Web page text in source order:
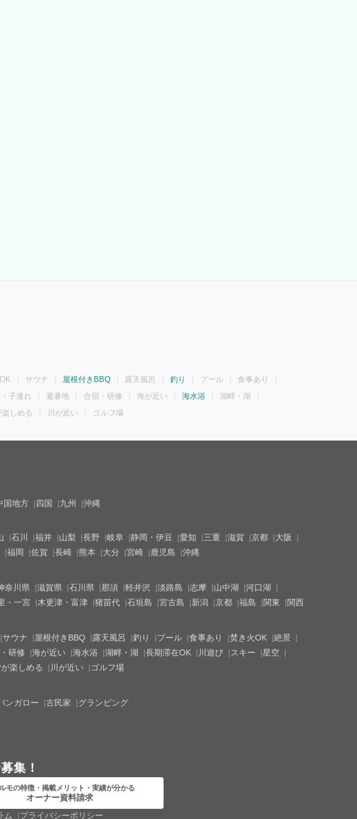
サウナ 屋根付きBBQ 露天風呂 釣り プール
食事あり
子連れ 避暑地 合宿・研修 海が近い 海水浴
湖畔・湖
楽しめる 川が近い ゴルフ場
国地方 四国 九州
沖縄
石川 福井 山梨 長野 岐阜 静岡・伊豆 愛知 三重 滋賀 京都
大阪
福岡 佐賀 長崎 熊本 大分 宮崎 鹿児島
沖縄
奈川県 滋賀県 石川県 那須 軽井沢 淡路島 志摩 山中湖
河口湖
・一宮 木更津・富津 猪苗代 石垣島 宮古島 新潟 京都 福島 関東
関西
サウナ 屋根付きBBQ 露天風呂 釣り プール 食事あり 焚き火OK
絶景
研修 海が近い 海水浴 湖畔・湖 長期滞在OK 川遊び スキー
星空
楽しめる 川が近い
ゴルフ場
ンガロー 古民家 グランピング
集！
モの特徴・掲載メリット・実績が分かる
オーナー資料請求
ム プライバシーポリシー